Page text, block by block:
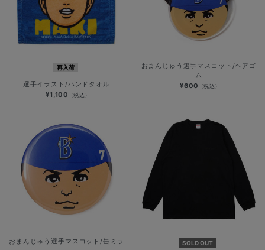
再入荷
選手イラスト/ハンドタオル
¥1,100 (税込)
おまんじゅう選手マスコット/ヘアゴ
ム
¥600 (税込)
おまんじゅう選手マスコット/缶ミラ
SOLD OUT